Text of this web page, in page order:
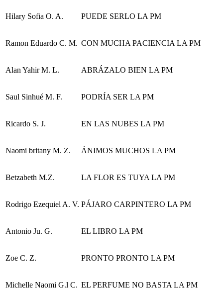
Hilary Sofia O. A. PUEDE SERLO LA PM
Ramon Eduardo C. M. CON MUCHA PACIENCIA LA PM
Alan Yahir M. L. ABRÁZALO BIEN LA PM
Saul Sinhué M. F. PODRÍA SER LA PM
Ricardo S. J. EN LAS NUBES LA PM
Naomi britany M. Z. ÁNIMOS MUCHOS LA PM
Betzabeth M.Z. LA FLOR ES TUYA LA PM
Rodrigo Ezequiel A. V. PÁJARO CARPINTERO LA PM
Antonio Ju. G. EL LIBRO LA PM
Zoe C. Z. PRONTO PRONTO LA PM
Michelle Naomi G.l C. EL PERFUME NO BASTA LA PM